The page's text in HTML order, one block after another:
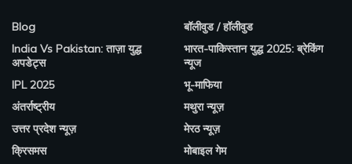
Blog
India Vs Pakistan: ताज़ा युद्ध
अपडेट्स
IPL 2025
अंतर्राष्ट्रीय
उत्तर प्रदेश न्यूज़
क्रिसमस
बॉलीवुड / हॉलीवुड
भारत-पाकिस्तान युद्ध 2025: ब्रेकिंग
न्यूज
भू-माफिया
मथुरा न्यूज़
मेरठ न्यूज़
मोबाइल गेम